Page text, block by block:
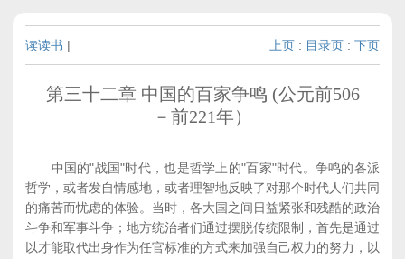
读读书 | 上页 : 目录页 : 下页
第三十二章 中国的百家争鸣 (公元前506
－前221年）
中国的"战国"时代，也是哲学上的"百家"时代。争鸣的各派
哲学，或者发自情感地，或者理智地反映了对那个时代人们共同
的痛苦而忧虑的体验。当时，各大国之间日益紧张和残酷的政治
斗争和军事斗争；地方统治者们通过摆脱传统限制，首先是通过
以才能取代出身作为任官标准的方式来加强自己权力的努力，以